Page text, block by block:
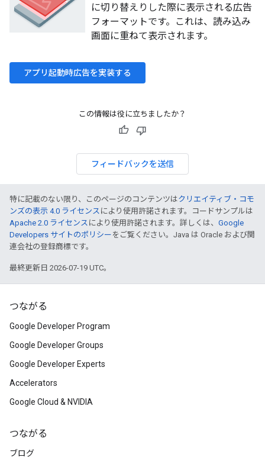
に切り替えりした際に表示される広告
フォーマットです。これは、読み込み
画面に重ねて表示されます。
アプリ起動時広告を実装する
この情報は役に立ちましたか？
フィードバックを送信
特に記載のない限り、このページのコンテンツはクリエイティブ・コモ
ンズの表示 4.0 ライセンス により使用許諾されます。コードサンプルは
Apache 2.0 ライセンス により使用許諾されます。詳しくは、 Google
Developers サイトのポリシー をご覧ください。Java は Oracle および関
連会社の登録商標です。
最終更新日 2026-07-19 UTC。
つながる
Google Developer Program
Google Developer Groups
Google Developer Experts
Accelerators
Google Cloud & NVIDIA
つながる
ブログ